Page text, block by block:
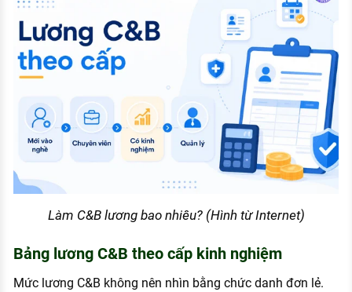
Làm C&B lương bao nhiêu? (Hình từ Internet)
Bảng lương C&B theo cấp kinh nghiệm
Mức lương C&B không nên nhìn bằng chức danh đơn lẻ.